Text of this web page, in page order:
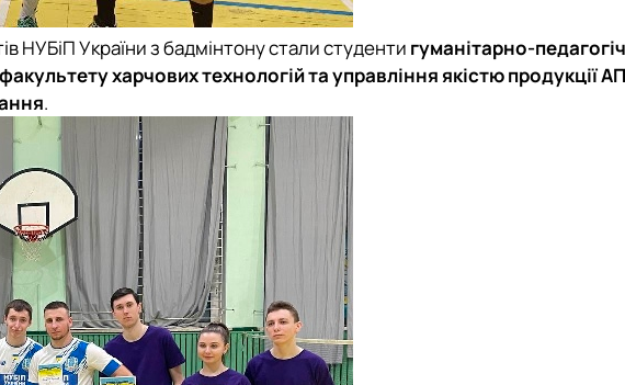
НУБіП України з бадмінтону стали студенти гуманітарно-
факультету харчових технологій та управління якістю продукції
.